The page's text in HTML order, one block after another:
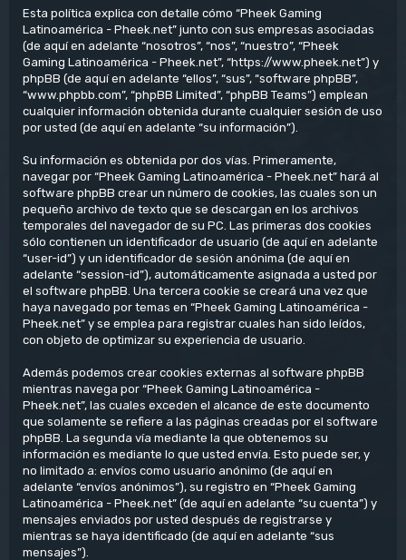
Esta política explica con detalle cómo “Pheek Gaming
Latinoamérica - Pheek.net” junto con sus empresas asociadas
(de aquí en adelante “nosotros”, “nos”, “nuestro”, “Pheek
Gaming Latinoamérica - Pheek.net”, “https://www.pheek.net”) y
phpBB (de aquí en adelante “ellos”, “sus”, “software phpBB”,
“www.phpbb.com”, “phpBB Limited”, “phpBB Teams”) emplean
cualquier información obtenida durante cualquier sesión de uso
por usted (de aquí en adelante “su información”).
Su información es obtenida por dos vías. Primeramente,
navegar por “Pheek Gaming Latinoamérica - Pheek.net” hará al
software phpBB crear un número de cookies, las cuales son un
pequeño archivo de texto que se descargan en los archivos
temporales del navegador de su PC. Las primeras dos cookies
sólo contienen un identificador de usuario (de aquí en adelante
“user-id”) y un identificador de sesión anónima (de aquí en
adelante “session-id”), automáticamente asignada a usted por
el software phpBB. Una tercera cookie se creará una vez que
haya navegado por temas en “Pheek Gaming Latinoamérica -
Pheek.net” y se emplea para registrar cuales han sido leídos,
con objeto de optimizar su experiencia de usuario.
Además podemos crear cookies externas al software phpBB
mientras navega por “Pheek Gaming Latinoamérica -
Pheek.net”, las cuales exceden el alcance de este documento
que solamente se refiere a las páginas creadas por el software
phpBB. La segunda vía mediante la que obtenemos su
información es mediante lo que usted envía. Esto puede ser, y
no limitado a: envíos como usuario anónimo (de aquí en
adelante “envíos anónimos”), su registro en “Pheek Gaming
Latinoamérica - Pheek.net” (de aquí en adelante “su cuenta”) y
mensajes enviados por usted después de registrarse y
mientras se haya identificado (de aquí en adelante “sus
mensajes”).